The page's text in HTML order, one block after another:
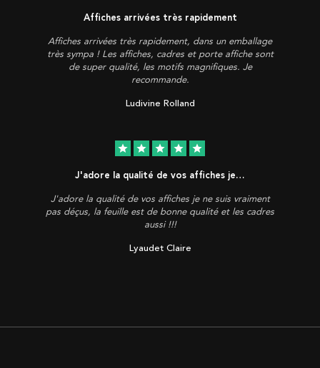
Affiches arrivées très rapidement
Affiches arrivées très rapidement, dans un emballage
très sympa ! Les affiches, cadres et porte affiche sont
de super qualité, les motifs magnifiques. Je
recommande.
Ludivine Rolland
star star star star star
J'adore la qualité de vos affiches je…
J'adore la qualité de vos affiches je ne suis vraiment
pas déçus, la feuille est de bonne qualité et les cadres
aussi !!!
Lyaudet Claire